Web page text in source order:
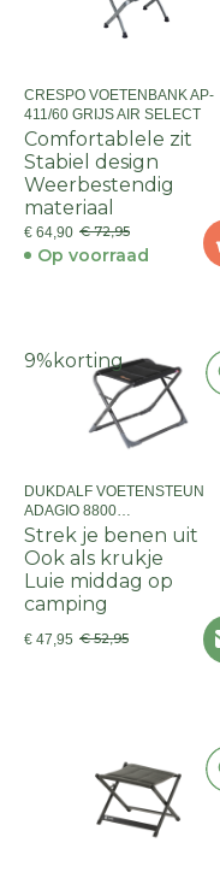
CRESPO VOETENBANK AP-
411/60 GRIJS AIR SELECT
Comfortablele zit
Stabiel design
Weerbestendig
materiaal
€ 64,90 € 72,95
Op voorraad
9% korting
DUKDALF VOETENSTEUN
ADAGIO 8800
ANTRACIET/ZWART FRAME
Strek je benen uit
Ook als krukje
Luie middag op
camping
€ 47,95 € 52,95